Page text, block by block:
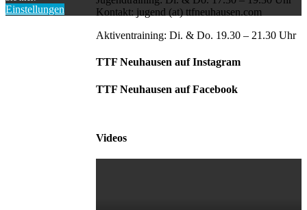
Kontakt: jugend (at) ttfneuhausen.com
Aktiventraining: Di. & Do. 19.30 – 21.30 Uhr
TTF Neuhausen auf Instagram
TTF Neuhausen auf Facebook
Videos
Einstellungen